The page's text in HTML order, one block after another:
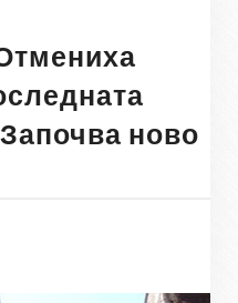
ново